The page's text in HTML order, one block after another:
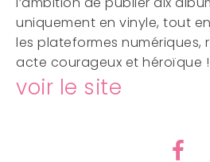
uniquement en vinyle, tout
les plateformes numériques,
acte courageux et héroïque !
voir le site